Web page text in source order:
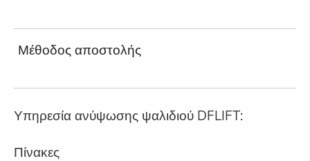
Μέθοδος αποστολής
Υπηρεσία ανύψωσης ψαλιδιού DFLIFT:
Πίνακες